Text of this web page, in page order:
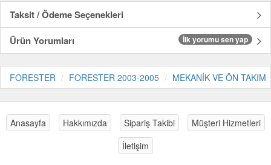
Taksit / Ödeme Seçenekleri
Ürün Yorumları
İlk yorumu sen yap
FORESTER FORESTER 2003-2005 MEKANİK VE ÖN TAKIM
Anasayfa Hakkımızda Sipariş Takibi
Müşteri Hizmetleri
İletişim